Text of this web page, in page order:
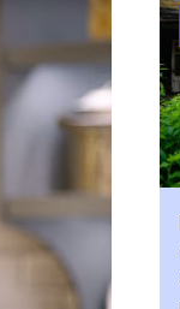
или
как
рынке